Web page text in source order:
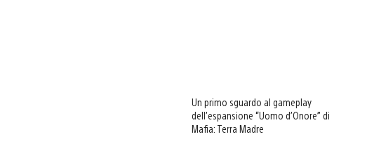
Un primo sguardo al gameplay
dell’espansione “Uomo d’Onore” di
Mafia: Terra Madre